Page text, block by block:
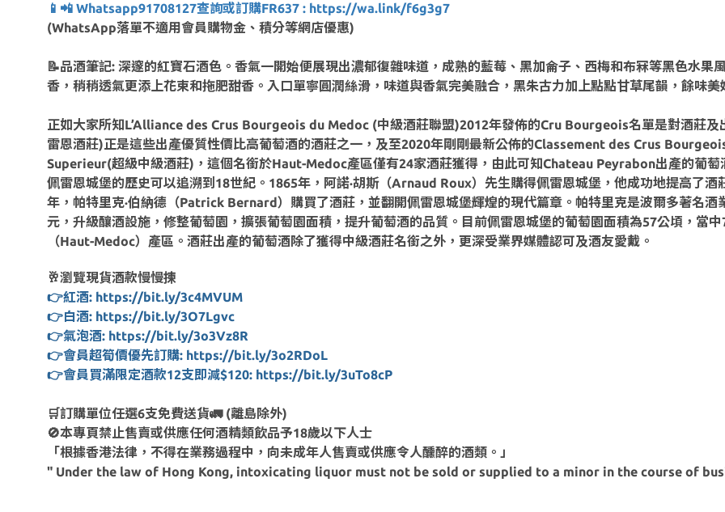
📱📲 Whatsapp91708127查詢或訂購FR637 : https://wa.link/f6g3g7
(WhatsApp落單不適用會員購物金、積分等網店優惠)
📝品酒筆記: 深邃的紅寶石酒色。香氣一開始便展現出濃郁復雜味道，成熟的藍莓、黑加侖子、西梅和布冧等黑色水果
香，稍稍透氣更添上花束和拖肥甜香。入口單寧圓潤絲滑，味道與香氣完美融合，黑朱古力加上點點甘草尾韻，餘味美
正如大家所知L’Alliance des Crus Bourgeois du Medoc (中級酒莊聯盟)2012年發佈的Cru Bourgeois名單是對酒莊
雷恩酒莊)正是這些出產優質性價比高葡萄酒的酒莊之一，及至2020年剛剛最新公佈的Classement des Crus
Superieur(超級中級酒莊)，這個名銜於Haut-Medoc產區僅有24家酒莊獲得，由此可知Chateau Peyrabon出產的葡萄
佩雷恩城堡的歷史可以追溯到18世紀。1865年，阿諾·胡斯（Arnaud Roux）先生購得佩雷恩城堡，他成功地提高了
年，帕特里克·伯納德（Patrick Bernard）購買了酒莊，並翻開佩雷恩城堡輝煌的現代篇章。帕特里克是波爾多著名
元，升級釀酒設施，修整葡萄園，擴張葡萄園面積，提升葡萄酒的品質。目前佩雷恩城堡的葡萄園面積為57公頃，當
（Haut-Medoc）產區。酒莊出產的葡萄酒除了獲得中級酒莊名銜之外，更深受業界媒體認可及酒友愛戴。
🥂瀏覽現貨酒款慢慢揀
👉紅酒: https://bit.ly/3c4MVUM
👉白酒: https://bit.ly/3O7Lgvc
👉氣泡酒: https://bit.ly/3o3Vz8R
👉會員超筍價優先訂購: https://bit.ly/3o2RDoL
👉會員買滿限定酒款12支即減$120: https://bit.ly/3uTo8cP
🛒訂購單位任選6支免費送貨🚛 (離島除外)
🚫本專頁禁止售賣或供應任何酒精類飲品予18歲以下人士
「根據香港法律，不得在業務過程中，向未成年人售賣或供應令人醺醉的酒類。」
" Under the law of Hong Kong, intoxicating liquor must not be sold or supplied to a minor in the course of